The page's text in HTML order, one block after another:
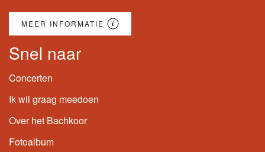
MEER INFORMATIE
Snel naar
Concerten
Ik wil graag meedoen
Over het Bachkoor
Fotoalbum